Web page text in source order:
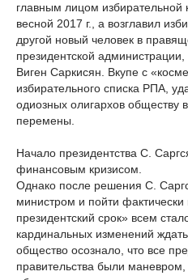
главным лицом
весной 2017 г., а возглавил
другой новый человек в
президентской
Виген Саркисян. Вкупе с
избирательного списка РПА,
одиозных олигархов обществу
перемены.
Начало президентства С.
финансовым кризисом.
Однако после решения С.
министром и пойти фактически
президентский срок» всем
кардинальных изменений ждать
общество осознало, что все
правительства были